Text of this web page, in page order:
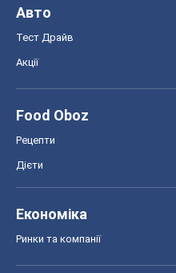
Авто
Тест Драйв
Акції
Food Oboz
Рецепти
Дієти
Економіка
Ринки та компанії